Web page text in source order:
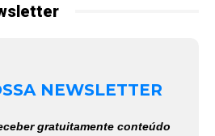
NEWSLETTER
gratuitamente conteúdo